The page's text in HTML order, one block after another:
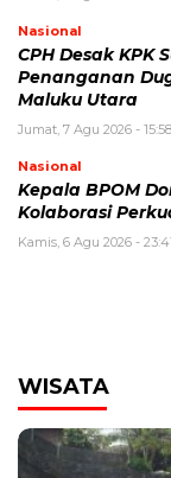
Nasional
CPH Desak KPK
Penanganan
Maluku Utara
Jumat, 7 Agu 2026 -
Nasional
Kepala BPOM
Kolaborasi
Kamis, 6 Agu 2026 -
WISATA